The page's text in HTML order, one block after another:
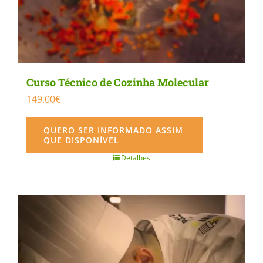
Curso Técnico de Cozinha Molecular
149.00€
QUERO SER INFORMADO ASSIM
QUE DISPONÍVEL
Detalhes